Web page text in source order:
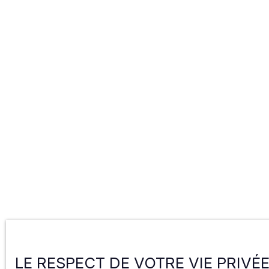
LE RESPECT DE VOTRE VIE